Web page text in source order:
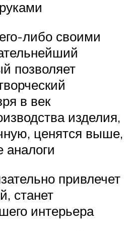
либо своими
позволяет
в век
изделия,
ценятся выше,
привлечет
станет
интерьера